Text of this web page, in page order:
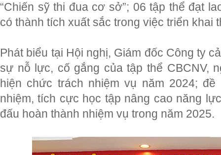
“Chiến sỹ thi đua cơ sở”; 06 tập thể đạt
có thành tích xuất sắc trong việc triển khai
Phát biểu tại Hội nghị, Giám đốc Công ty
sự nỗ lực, cố gắng của tập thể CBCNV,
hiện chức trách nhiệm vụ năm 2024;
nhiệm, tích cực học tập nâng cao năng
đấu hoàn thành nhiệm vụ trong năm 2025.